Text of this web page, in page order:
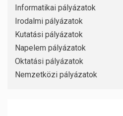
Informatikai pályázatok
Irodalmi pályázatok
Kutatási pályázatok
Napelem pályázatok
Oktatási pályázatok
Nemzetközi pályázatok